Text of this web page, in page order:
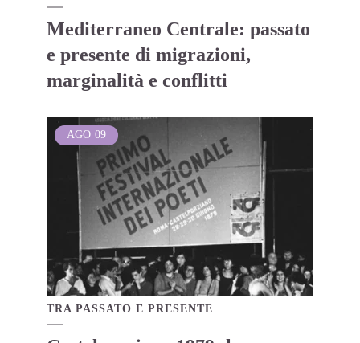
Mediterraneo Centrale: passato
e presente di migrazioni,
marginalità e conflitti
AGO 09
TRA PASSATO E PRESENTE